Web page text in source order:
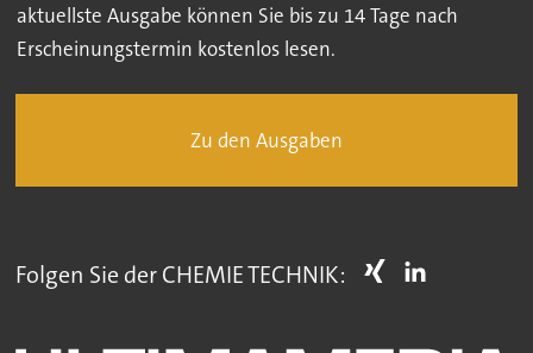
aktuellste Ausgabe können Sie bis zu 14 Tage nach
Erscheinungstermin kostenlos lesen.
Zu den Ausgaben
Folgen Sie der CHEMIE TECHNIK: